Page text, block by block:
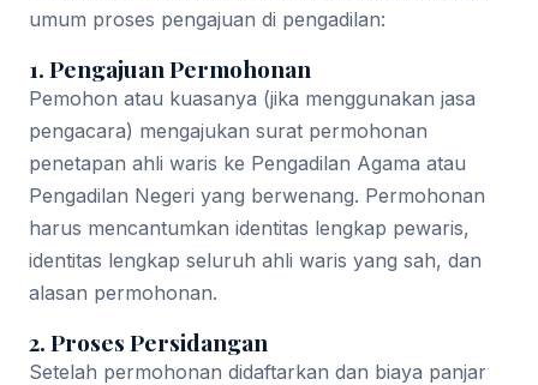
umum proses pengajuan di pengadilan:
1. Pengajuan Permohonan
Pemohon atau kuasanya (jika menggunakan jasa
pengacara) mengajukan surat permohonan
penetapan ahli waris ke Pengadilan Agama atau
Pengadilan Negeri yang berwenang. Permohonan
harus mencantumkan identitas lengkap pewaris,
identitas lengkap seluruh ahli waris yang sah, dan
alasan permohonan.
2. Proses Persidangan
Setelah permohonan didaftarkan dan biaya panjar